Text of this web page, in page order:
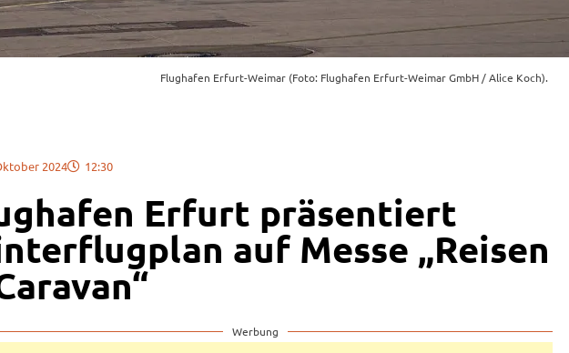
Flughafen Erfurt-Weimar (Foto: Flughafen Erfurt-Weimar GmbH / Alice Koch).
2024 12:30
Erfurt präsentiert
auf Messe „Reisen
Werbung